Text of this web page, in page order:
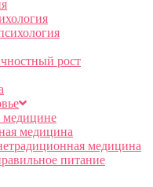
рост
медицине
медицина
медицина
питание